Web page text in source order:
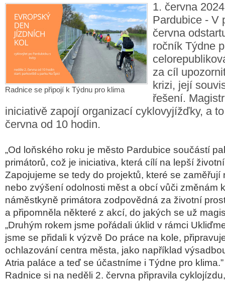
Radnice se připojí k Týdnu pro klima
1. června
Pardubice - V
června
ročník Týdne
za cíl
krizi, její
řešení.
iniciativě zapojí organizací cyklovyjížďky, a
června od 10 hodin.
„Od loňského roku je město Pardubice součástí
primátorů, což je iniciativa, která cílí na lepší
Zapojujeme se tedy do projektů, které se zaměřují
nebo zvýšení odolnosti měst a obcí vůči změnám
náměstkyně primátora zodpovědná za životní
a připomněla některé z akcí, do jakých se už
„Druhým rokem jsme pořádali úklid v rámci
jsme se přidali k výzvě Do práce na kole,
ochlazování centra města, jako například
Atria paláce a teď se účastníme i Týdne pro klima.”
Radnice si na neděli 2. června připravila